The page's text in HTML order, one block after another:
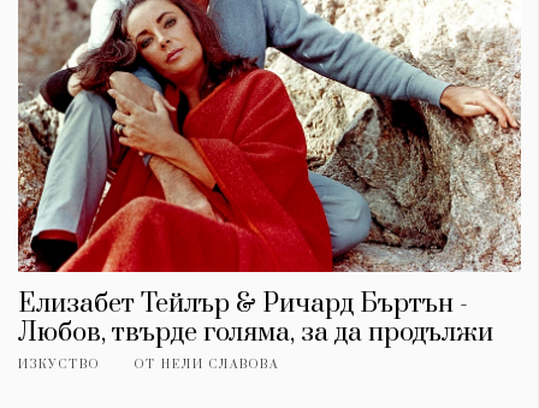
Елизабет Тейлър & Ричард Бъртън -
Любов, твърде голяма, за да продължи
ИЗКУСТВО ОТ НЕЛИ СЛАВОВА